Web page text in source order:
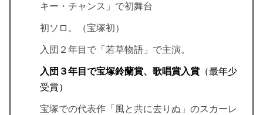
キー・チャンス」で初舞台
初ソロ。（宝塚初）
入団２年目で「若草物語」で主演。
入団３年目で宝塚鈴蘭賞、歌唱賞入賞 （最年少
受賞）
宝塚での代表作「風と共に去りぬ」のスカーレ